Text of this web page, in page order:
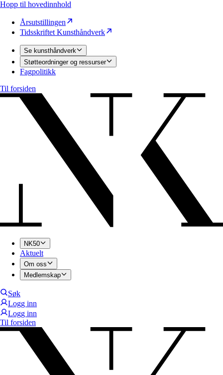
Hopp til hovedinnhold
Årsutstillingen
Tidsskriftet Kunsthåndverk
Se kunsthåndverk
Støtteordninger og ressurser
Fagpolitikk
Til forsiden
NK50
Aktuelt
Om oss
Medlemskap
Søk
Logg inn
Logg inn
Til forsiden